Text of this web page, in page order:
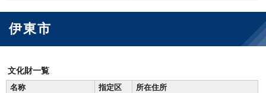
伊東市
文化財一覧
名称
指定区
所在住所